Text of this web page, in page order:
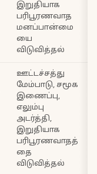
இறுதியாக
பரிபூரணவாத
மனப்பான்மை
யை
விடுவித்தல்
ஊட்டச்சத்து
மேம்பாடு, சமூக
இணைப்பு,
எலும்பு
அடர்த்தி,
இறுதியாக
பரிபூரணவாதத்
தை
விடுவித்தல்